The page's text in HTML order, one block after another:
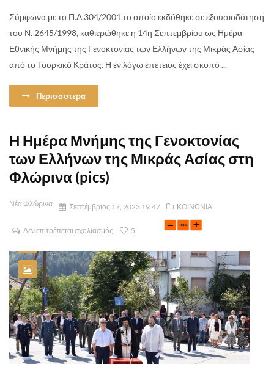
Σύμφωνα με το Π.Δ.304/2001 το οποίο εκδόθηκε σε εξουσιοδότηση
του Ν. 2645/1998, καθιερώθηκε η 14η Σεπτεμβρίου ως Ημέρα
Εθνικής Μνήμης της Γενοκτονίας των Ελλήνων της Μικράς Ασίας
από το Τουρκικό Κράτος. Η εν λόγω επέτειος έχει σκοπό ...
Περισσοτερα
Η Ημέρα Μνήμης της Γενοκτονίας
των Ελλήνων της Μικράς Ασίας στη
Φλώρινα (pics)
Νέα Φλώρινα Σεπτέμβριος 17, 2023 19:47 ΚΟΙΝΩΝΙΑ
Δεν επιτρέπεται σχολιασμός 5